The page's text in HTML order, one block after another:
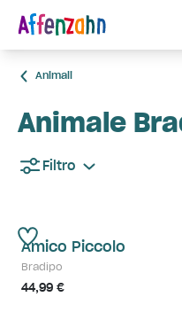
Animali
Animale
Filtro
Amico Piccolo
Bradipo
44,99 €